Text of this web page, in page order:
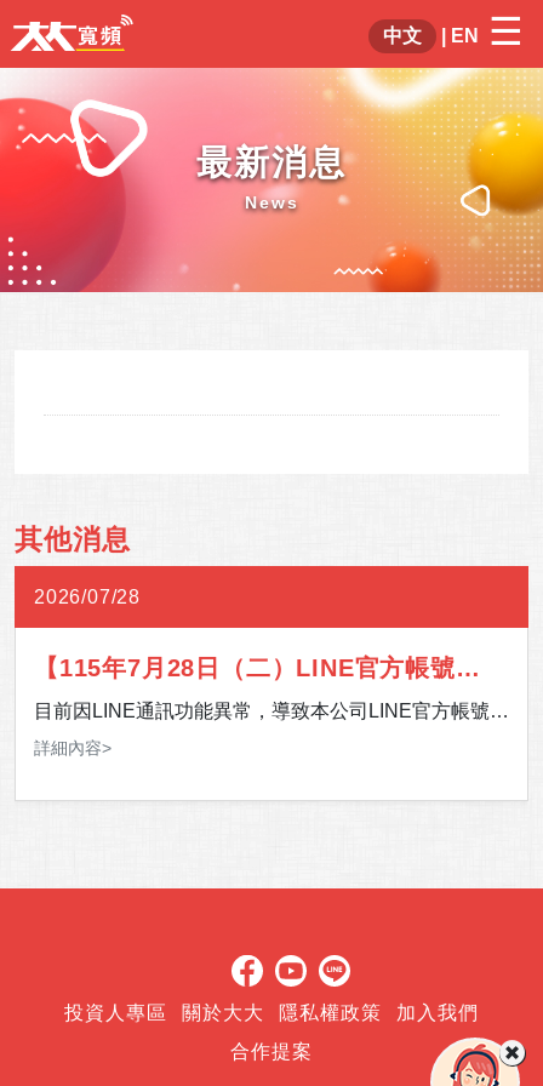
☰
中文 EN ×
最新消息
News
其他消息
2026/07/28
【115年7月28日（二）LINE官方帳號通
訊異常】
目前因LINE通訊功能異常，導致本公司LINE官方帳號暫
時無法提供服務。 影響期間，如有服務需求，歡迎多加
詳細內容>
投資人專區 關於大大 隱私權政策
加入我們
合作提案